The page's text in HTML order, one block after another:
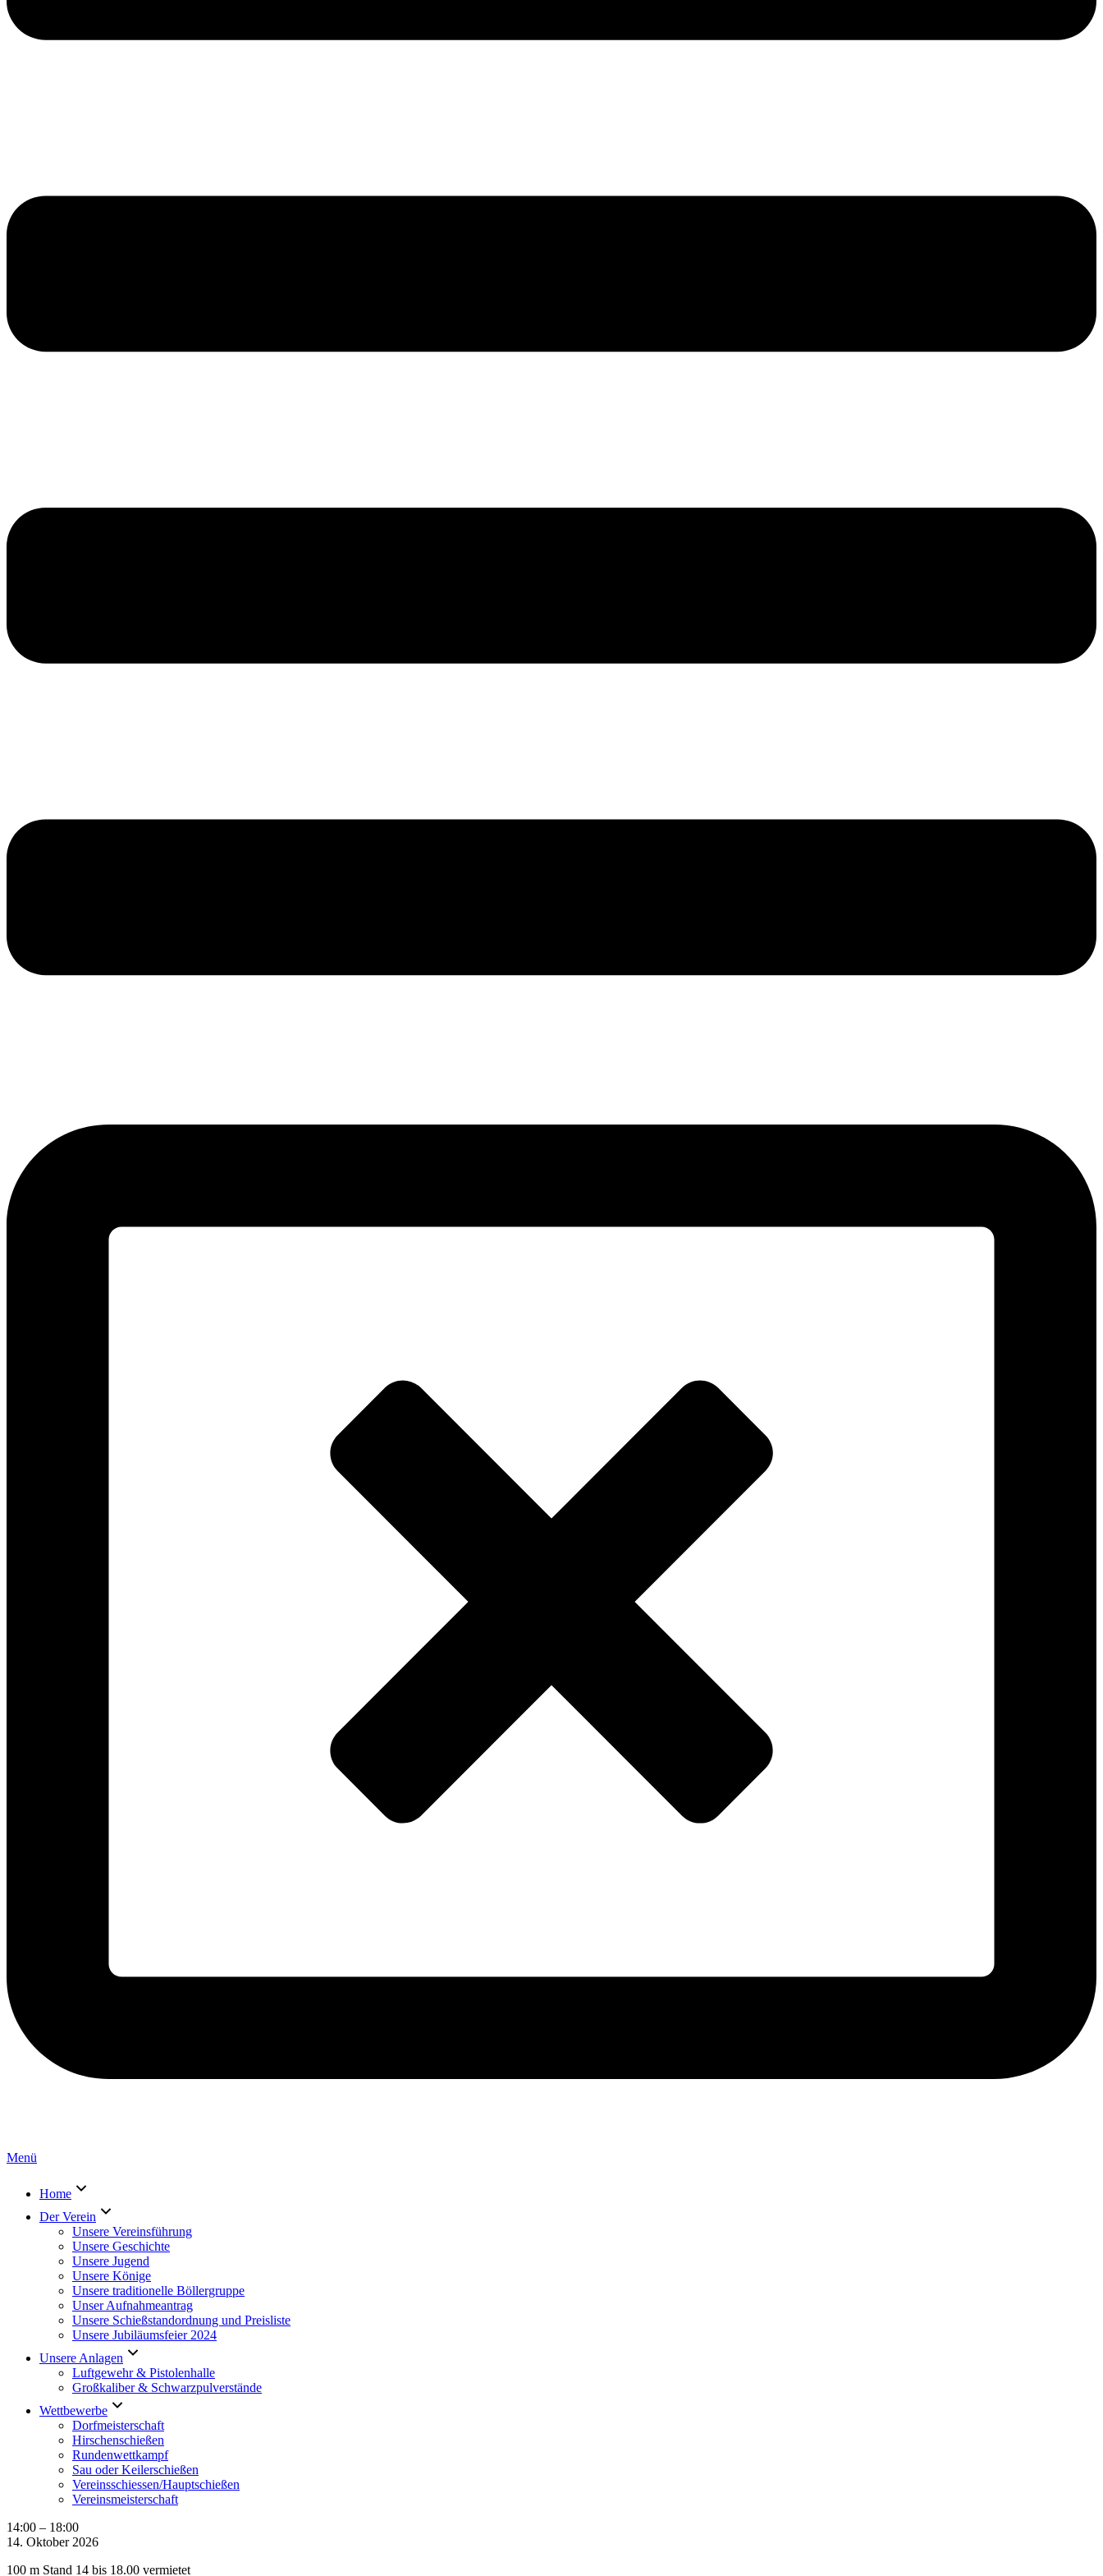
Menü
Home
Der Verein
Unsere Vereinsführung
Unsere Geschichte
Unsere Jugend
Unsere Könige
Unsere traditionelle Böllergruppe
Unser Aufnahmeantrag
Unsere Schießstandordnung und Preisliste
Unsere Jubiläumsfeier 2024
Unsere Anlagen
Luftgewehr & Pistolenhalle
Großkaliber & Schwarzpulverstände
Wettbewerbe
Dorfmeisterschaft
Hirschenschießen
Rundenwettkampf
Sau oder Keilerschießen
Vereinsschiessen/Hauptschießen
Vereinsmeisterschaft
100m
Stand
14:00 – 18:00
14. Oktober 2026
100 m Stand 14 bis 18.00 vermietet